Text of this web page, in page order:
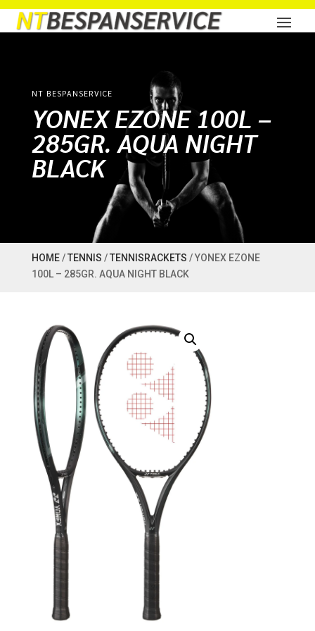
NT BESPANSERVICE
YONEX EZONE 100L –
285GR. AQUA NIGHT
BLACK
HOME/TENNIS /TENNISRACKETS / YONEX EZONE
100L – 285GR. AQUA NIGHT BLACK